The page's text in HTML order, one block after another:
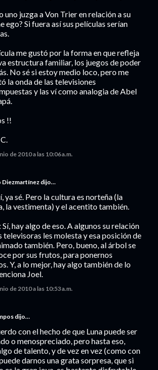
uno juzga a Von Trier en relación a su
ego? Si fuera así sus películas serían
me gustó por la forma en que refleja
estructura familiar, los juegos de poder
No sé si estoy medio loco, pero me
la onda de las televisiones
y las ví como analogia de Abel
!!
de 2010 a las 10:06 a.m.
Diezmartínez dijo…
ya sé. Pero la cultura es norteña (la
la vestimenta) y el acentito también.
Sí, hay algo de eso. A algunos su relación
televisoras les molesta y esa posición de
también. Pero, bueno, al árbol se
por sus frutos, para ponernos
Y, a lo mejor, hay algo también de lo
Joel.
de 2010 a las 10:53 a.m.
dijo…
con el hecho de que Luna puede ser
o menospreciado, pero hasta eso,
de talento, y de vez en vez (como con
darnos una grata sorpresa, que si